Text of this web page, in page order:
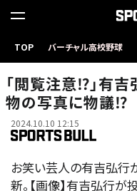
TOP バーチャル高校野球
「閲覧注意⁉」有
物の写真に物議⁉
2024.10.10 12:15
お笑い芸人の有吉弘行
新。【画像】有吉弘行が